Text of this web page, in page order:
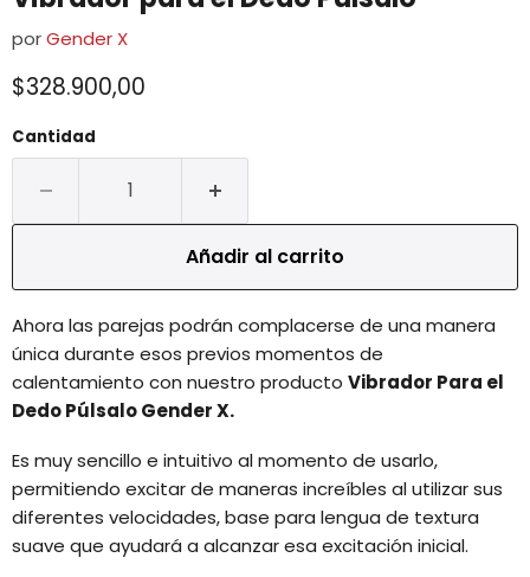
porGender X
$328.900,00
Cantidad
Añadir al carrito
Ahora las parejas podrán complacerse de una manera
única durante esos previos momentos de
calentamiento con nuestro producto Vibrador Para el
Dedo Púlsalo Gender X.
Es muy sencillo e intuitivo al momento de usarlo,
permitiendo excitar de maneras increíbles al utilizar sus
diferentes velocidades, base para lengua de textura
suave que ayudará a alcanzar esa excitación inicial.